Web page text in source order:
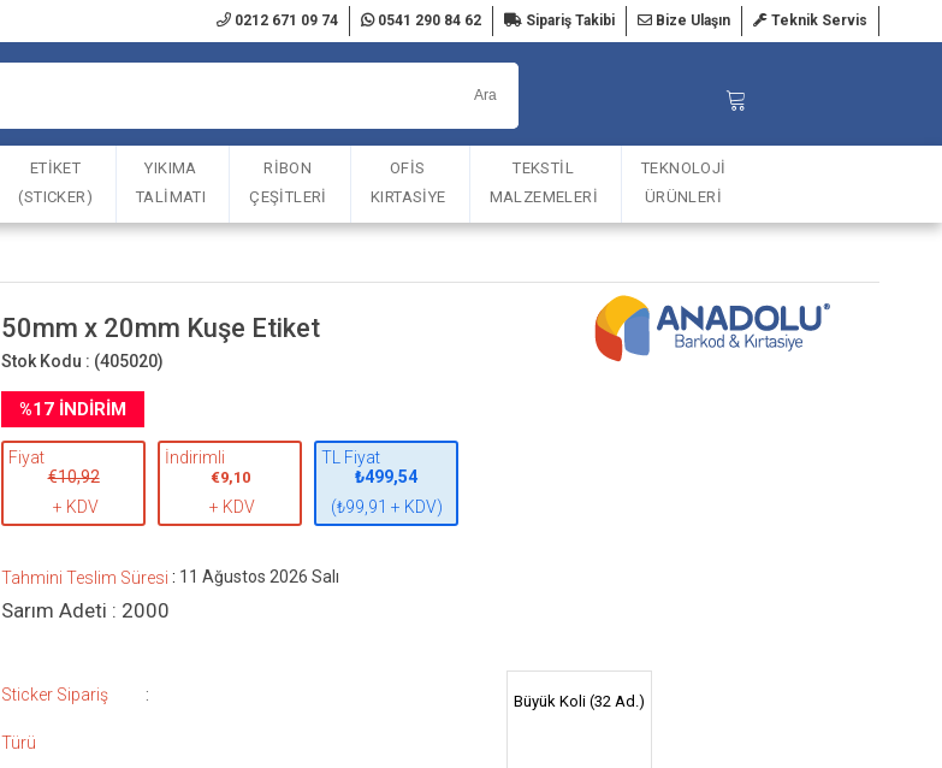
0212 671 09 74 0541 290 84 62 Sipariş Takibi Bize Ulaşın Teknik Servis
ETİKET
(STICKER)
YIKIMA
TALİMATI
RİBON
ÇEŞİTLERİ
OFİS
KIRTASİYE
TEKSTİL
MALZEMELERİ
TEKNOLOJİ
ÜRÜNLERİ
50mm x 20mm Kuşe Etiket
Stok Kodu : (405020)
%17 İNDIRIM
Fiyat
€10,92
+ KDV
İndirimli
€9,10
+ KDV
TL Fiyat
₺499,54
(₺99,91 + KDV)
Tahmini Teslim Süresi : 11 Ağustos 2026 Salı
Sarım Adeti : 2000
Sticker Sipariş
Türü
: Büyük Koli (32 Ad.)